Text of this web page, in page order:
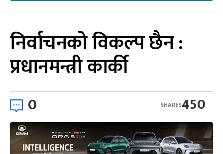
निर्वाचनको विकल्प छैन :
प्रधानमन्त्री कार्की
0 450
SHARES